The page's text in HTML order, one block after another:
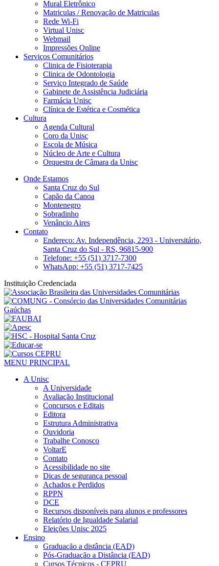
Mural Eletrônico
Matriculas / Renovação de Matriculas
Rede Wi-Fi
Virtual Unisc
Webmail
Impressões Online
Serviços Comunitários
Clinica de Fisioterapia
Clinica de Odontologia
Serviço Integrado de Saúde
Gabinete de Assistência Judiciária
Farmácia Unisc
Clínica de Estética e Cosmética
Cultura
Agenda Cultural
Coro da Unisc
Escola de Música
Núcleo de Arte e Cultura
Orquestra de Câmara da Unisc
Onde Estamos
Santa Cruz do Sul
Capão da Canoa
Montenegro
Sobradinho
Venâncio Aires
Contato
Endereço: Av. Independência, 2293 - Universitário,
Santa Cruz do Sul - RS, 96815-900
Telefone: +55 (51) 3717-7300
WhatsApp: +55 (51) 3717-7425
Instituição Credenciada
MENU PRINCIPAL
A Unisc
A Universidade
Avaliação Institucional
Concursos e Editais
Editora
Estrutura Administrativa
Ouvidoria
Trabalhe Conosco
VoltarE
Contato
Acessibilidade no site
Dicas de segurança pessoal
Achados e Perdidos
RPPN
DCE
Recursos disponíveis para alunos e professores
Relatório de Igualdade Salarial
Eleições Unisc 2025
Ensino
Graduação a distância (EAD)
Pós-Graduação a Distância (EAD)
Cursos Técnicos - CEPRU